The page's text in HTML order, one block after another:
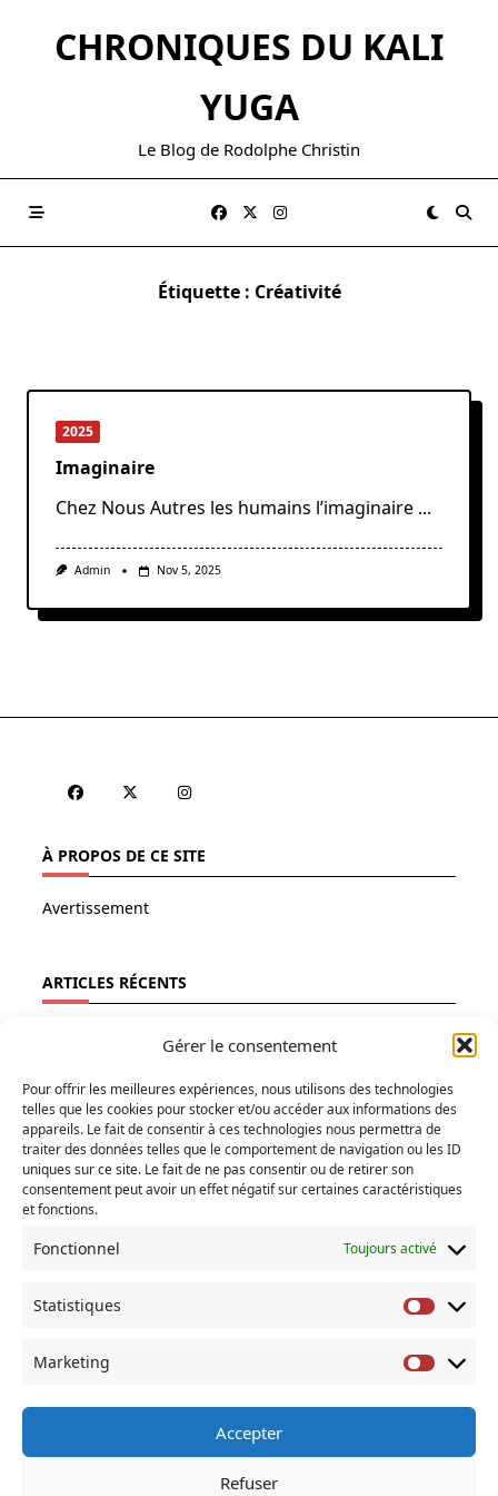
Gérer le consentement
Pour offrir les meilleures expériences, nous utilisons des technologies
telles que les cookies pour stocker et/ou accéder aux informations des
appareils. Le fait de consentir à ces technologies nous permettra de
traiter des données telles que le comportement de navigation ou les ID
uniques sur ce site. Le fait de ne pas consentir ou de retirer son
consentement peut avoir un effet négatif sur certaines caractéristiques
et fonctions.
Fonctionnel Toujours activé
Statistiques
Marketing
Accepter
Refuser
contentCHRONIQUES DU KALI
YUGA
Le Blog de Rodolphe Christin
Étiquette : Créativité
2025
Imaginaire
Chez Nous Autres les humains l’imaginaire ...
Admin Nov 5, 2025
À PROPOS DE CE SITE
Avertissement
ARTICLES RÉCENTS
Vertiges
Temps libre
Refuges
RECHERCHER
for:
À Propos De Accueil Actus Blog
Contact
Mes Livres Politique De Cookies (UE)